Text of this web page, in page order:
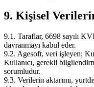
9. Kişisel
9.1. Taraflar, 6698 sayılı
davranmayı kabul eder.
9.2. Agesoft, veri işleyen;
Kullanıcı, gerekli
sorumludur.
9.3. Verilerin aktarımı,